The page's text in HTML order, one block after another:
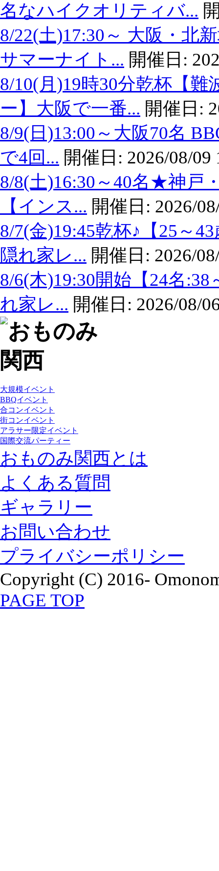
名なハイクオリティバ...
8/22(土)17:30～ 大阪・
サマーナイト... 開催日:
8/10(月)19時30分乾杯【
ー】大阪で一番... 開催日:
8/9(日)13:00～大阪70名
で4回... 開催日: 2026/08/09
8/8(土)16:30～40名★神戸
【インス... 開催日: 2026/
8/7(金)19:45乾杯♪【25～
隠れ家レ... 開催日: 2026/
8/6(木)19:30開始【24名
れ家レ... 開催日: 2026/08/
大規模イベント
BBQイベント
合コンイベント
街コンイベント
アラサー限定イベント
国際交流パーティー
おものみ関西とは
よくある質問
ギャラリー
お問い合わせ
プライバシーポリシー
Copyright (C) 2016-
PAGE TOP